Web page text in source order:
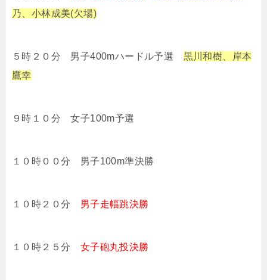
乃、小林成美(欠場)
５時２０分 男子400mハードル予選 黒川和樹、岸本
鷹幸
９時１０分 女子100m予選
１０時００分 男子100m準決勝
１０時２０分 男子走幅跳決勝
１０時２５分 女子砲丸投決勝